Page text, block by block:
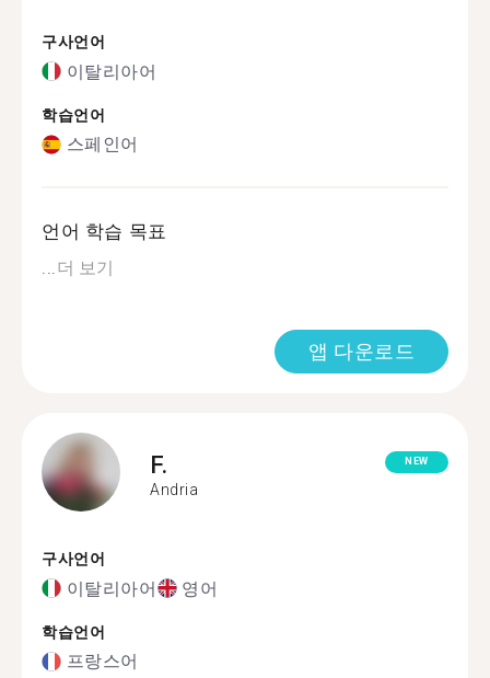
구사언어
이탈리아어
학습언어
스페인어
언어 학습 목표
...더 보기
앱 다운로드
F.
Andria
NEW
구사언어
이탈리아어 영어
학습언어
프랑스어